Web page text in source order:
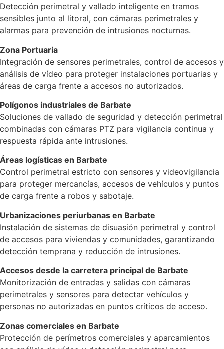
Detección perimetral y vallado inteligente en tramos
sensibles junto al litoral, con cámaras perimetrales y
alarmas para prevención de intrusiones nocturnas.
Zona Portuaria
Integración de sensores perimetrales, control de accesos y
análisis de vídeo para proteger instalaciones portuarias y
áreas de carga frente a accesos no autorizados.
Polígonos industriales de Barbate
Soluciones de vallado de seguridad y detección perimetral
combinadas con cámaras PTZ para vigilancia continua y
respuesta rápida ante intrusiones.
Áreas logísticas en Barbate
Control perimetral estricto con sensores y videovigilancia
para proteger mercancías, accesos de vehículos y puntos
de carga frente a robos y sabotaje.
Urbanizaciones periurbanas en Barbate
Instalación de sistemas de disuasión perimetral y control
de accesos para viviendas y comunidades, garantizando
detección temprana y reducción de intrusiones.
Accesos desde la carretera principal de Barbate
Monitorización de entradas y salidas con cámaras
perimetrales y sensores para detectar vehículos y
personas no autorizadas en puntos críticos de acceso.
Zonas comerciales en Barbate
Protección de perímetros comerciales y aparcamientos